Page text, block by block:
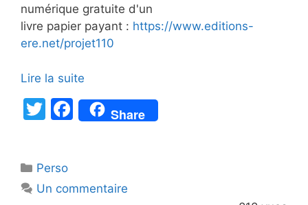
numérique gratuite d'un
livre papier payant : https://www.editions-
ere.net/projet110
Lire la suite
T
er
F
a
b
Share
Catégories
Perso
Un commentaire